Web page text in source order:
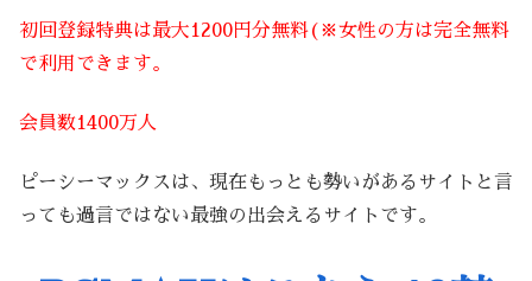
初回登録特典は最大1200円分無料(※女性の方は完全無料
で利用できます。
会員数1400万人
ピーシーマックスは、現在もっとも勢いがあるサイトと言
っても過言ではない最強の出会えるサイトです。